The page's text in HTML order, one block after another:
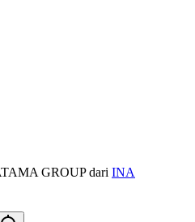
GROUP dari INA